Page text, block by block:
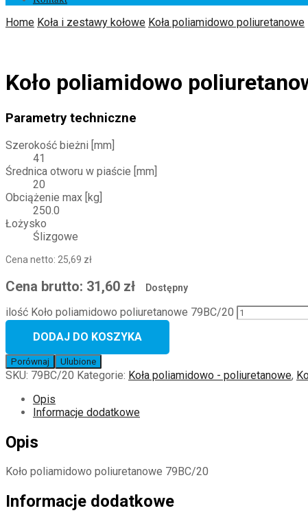
Home Koła i zestawy kołowe Koła poliamidowo poliuretanowe
Koło poliamidowo
Parametry techniczne
Szerokość bieżni [mm]
41
Średnica otworu w piaście [mm]
20
Obciążenie max [kg]
250.0
Łożysko
Ślizgowe
Cena netto: 25,69 zł
Cena brutto: 31,60 zł Dostępny
ilość Koło poliamidowo poliuretanowe 79BC/20
DODAJ DO KOSZYKA
Porównaj Ulubione
SKU: 79BC/20 Kategorie: Koła poliamidowo - poliuretanowe,
Opis
Informacje dodatkowe
Opis
Koło poliamidowo poliuretanowe 79BC/20
Informacje dodatkowe